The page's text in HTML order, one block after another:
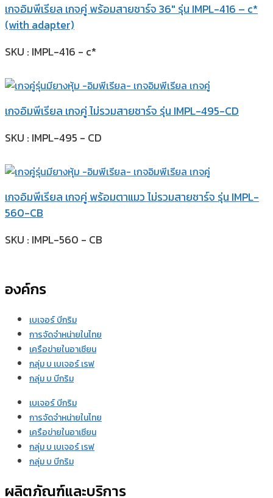
เกจอิมพีเรียล เกจคู่ พร้อมสายชาร์จ 36″ รุ่น IMPL-416 – c*
(with adapter)
SKU : IMPL-416 - c*
เกจอิมพีเรียล เกจคู่ ไม่รวมสายชาร์จ รุ่น IMPL-495-CD
SKU : IMPL-495 - CD
เกจอิมพีเรียล เกจคู่ พร้อมตาแมว ไม่รวมสายชาร์จ รุ่น IMPL-
560-CB
SKU : IMPL-560 - CB
องค์กร
เบเจอร์ บีกริม
การจัดจำหน่ายในไทย
เครือข่ายในอาเซียน
กลุ่ม บ เบเจอร์ เรฟ
กลุ่ม บ บีกริม
เบเจอร์ บีกริม
การจัดจำหน่ายในไทย
เครือข่ายในอาเซียน
กลุ่ม บ เบเจอร์ เรฟ
กลุ่ม บ บีกริม
ผลิตภัณฑ์และบริการ